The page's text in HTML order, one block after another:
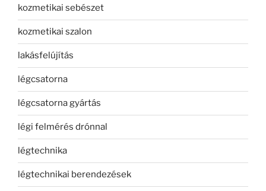
kozmetikai sebészet
kozmetikai szalon
lakásfelújítás
légcsatorna
légcsatorna gyártás
légi felmérés drónnal
légtechnika
légtechnikai berendezések